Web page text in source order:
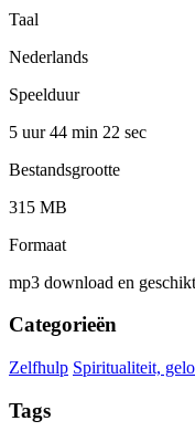
Taal
Nederlands
Speelduur
5 uur 44 min 22 sec
Bestandsgrootte
315 MB
Formaat
mp3 download en
Categorieën
Zelfhulp Spiritualiteit,
Tags